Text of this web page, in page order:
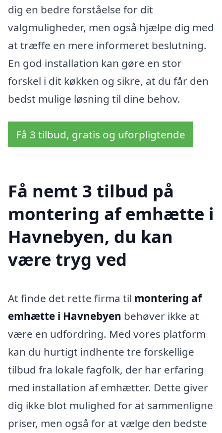
dig en bedre forståelse for dit
valgmuligheder, men også hjælpe dig med
at træffe en mere informeret beslutning.
En god installation kan gøre en stor
forskel i dit køkken og sikre, at du får den
bedst mulige løsning til dine behov.
Få 3 tilbud, gratis og uforpligtende
Få nemt 3 tilbud på
montering af emhætte i
Havnebyen, du kan
være tryg ved
At finde det rette firma til montering af
emhætte i Havnebyen behøver ikke at
være en udfordring. Med vores platform
kan du hurtigt indhente tre forskellige
tilbud fra lokale fagfolk, der har erfaring
med installation af emhætter. Dette giver
dig ikke blot mulighed for at sammenligne
priser, men også for at vælge den bedste